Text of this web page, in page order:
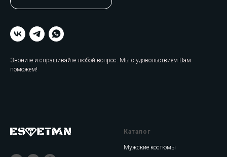
Звоните и спрашивайте любой вопрос. Мы с удовольствием Вам
поможем!
Каталог
Мужские костюмы